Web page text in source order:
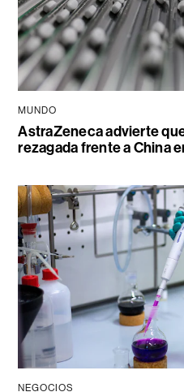
MUNDO
AstraZeneca advierte
rezagada frente a China
NEGOCIOS